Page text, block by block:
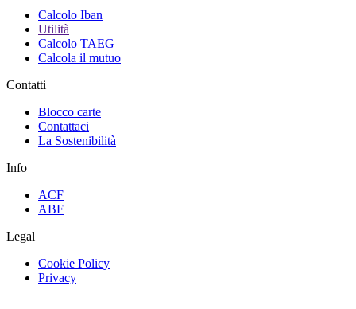
Calcolo Iban
Utilità
Calcolo TAEG
Calcola il mutuo
Contatti
Blocco carte
Contattaci
La Sostenibilità
Info
ACF
ABF
Legal
Cookie Policy
Privacy